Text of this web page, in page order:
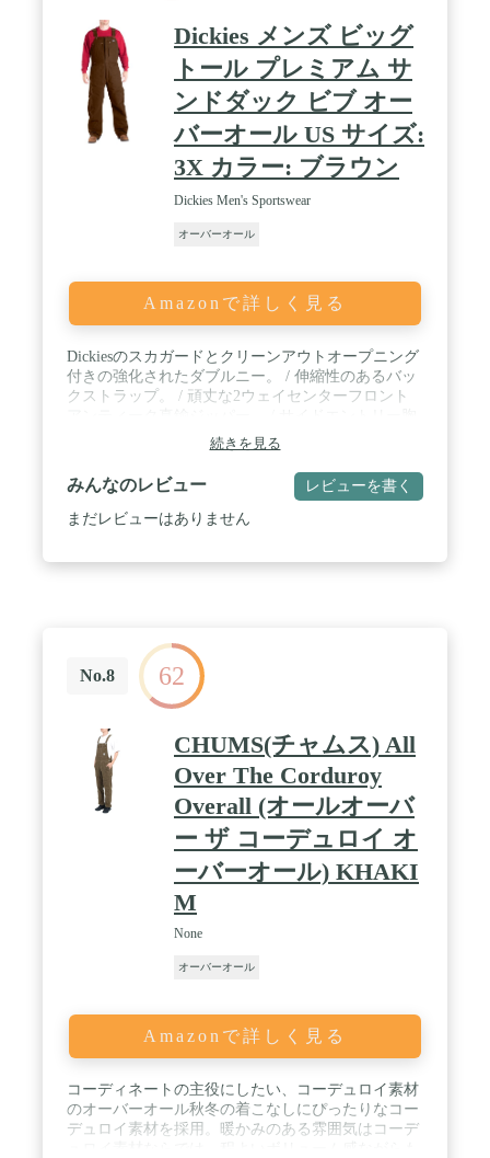
Dickies メンズ ビッグ
トール プレミアム サ
ンドダック ビブ オー
バーオール US サイズ:
3X カラー: ブラウン
Dickies Men's Sportswear
オーバーオール
Amazonで詳しく見る
Dickiesのスカガードとクリーンアウトオープニング
付きの強化されたダブルニー。 / 伸縮性のあるバッ
クストラップ。 / 頑丈な2ウェイセンターフロント
ポケットとデュアルエントリーバックポケット。 /
二重針で補強された縫い目。
続きを見る
みんなのレビュー レビューを書く
まだレビューはありません
No.8 62
CHUMS(チャムス) All
Over The Corduroy
Overall (オールオーバ
ー ザ コーデュロイ オ
ーバーオール) KHAKI
M
None
オーバーオール
Amazonで詳しく見る
コーディネートの主役にしたい、コーデュロイ素材
のオーバーオール秋冬の着こなしにぴったりなコー
デュロイ素材を採用。暖かみのある雰囲気はコーデ